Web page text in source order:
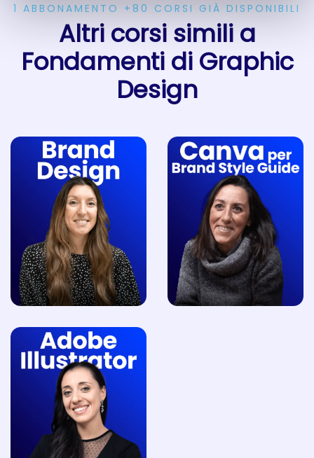
1 ABBONAMENTO +80 CORSI GIÀ DISPONIBILI
Altri corsi simili a
Fondamenti di Graphic
Design